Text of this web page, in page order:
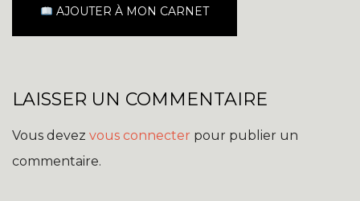
AJOUTER À MON CARNET
LAISSER UN COMMENTAIRE
Vous devez vous connecter pour publier un
commentaire.